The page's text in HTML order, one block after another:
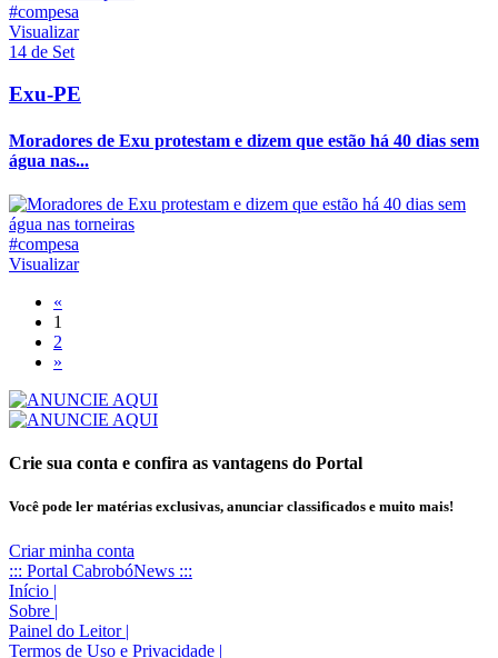
#compesa
Visualizar
14 de Set
Exu-PE
Moradores de Exu protestam e dizem que estão há 40 dias sem
água nas...
#compesa
Visualizar
«
1
2
»
Crie sua conta e confira as vantagens do Portal
Você pode ler matérias exclusivas, anunciar classificados e muito mais!
Criar minha conta
::: Portal CabrobóNews :::
Início |
Sobre |
Painel do Leitor |
Termos de Uso e Privacidade |